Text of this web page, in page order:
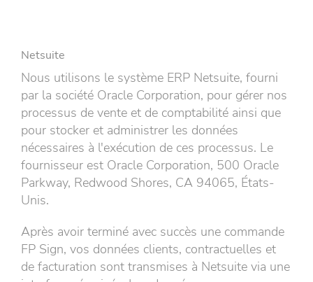
Netsuite
Nous utilisons le système ERP Netsuite, fourni
par la société Oracle Corporation, pour gérer nos
processus de vente et de comptabilité ainsi que
pour stocker et administrer les données
nécessaires à l'exécution de ces processus. Le
fournisseur est Oracle Corporation, 500 Oracle
Parkway, Redwood Shores, CA 94065, États-
Unis.
Après avoir terminé avec succès une commande
FP Sign, vos données clients, contractuelles et
de facturation sont transmises à Netsuite via une